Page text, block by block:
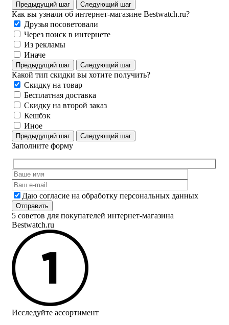
Предыдущий шаг Следующий шаг
Как вы узнали об интернет-магазине Bestwatch.ru?
Друзья посоветовали
Через поиск в интернете
Из рекламы
Иначе
Предыдущий шаг Следующий шаг
Какой тип скидки вы хотите получить?
Скидку на товар
Бесплатная доставка
Скидку на второй заказ
Кешбэк
Иное
Предыдущий шаг Следующий шаг
Заполните форму
Даю согласие на обработку персональных данных
5 советов для покупателей интернет-магазина
Bestwatch.ru
Исследуйте ассортимент